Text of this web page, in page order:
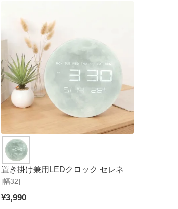
[幅32]
置き掛け兼用LEDクロック セレネ
¥3,990